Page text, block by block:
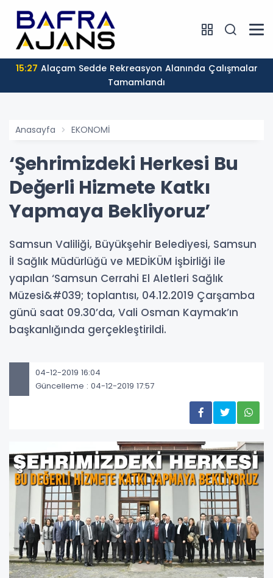
15:27
Tamamlandı
Anasayfa EKONOMİ
‘Şehrimizdeki Herkesi Bu
Değerli Hizmete Katkı
Yapmaya Bekliyoruz’
Samsun Valiliği, Büyükşehir Belediyesi, Samsun
İl Sağlık Müdürlüğü ve MEDİKÜM işbirliği ile
yapılan ‘Samsun Cerrahi El Aletleri Sağlık
Müzesi&#039; toplantısı, 04.12.2019 Çarşamba
günü saat 09.30’da, Vali Osman Kaymak’ın
başkanlığında gerçekleştirildi.
04-12-2019 16:04
Güncelleme : 04-12-2019 17:57